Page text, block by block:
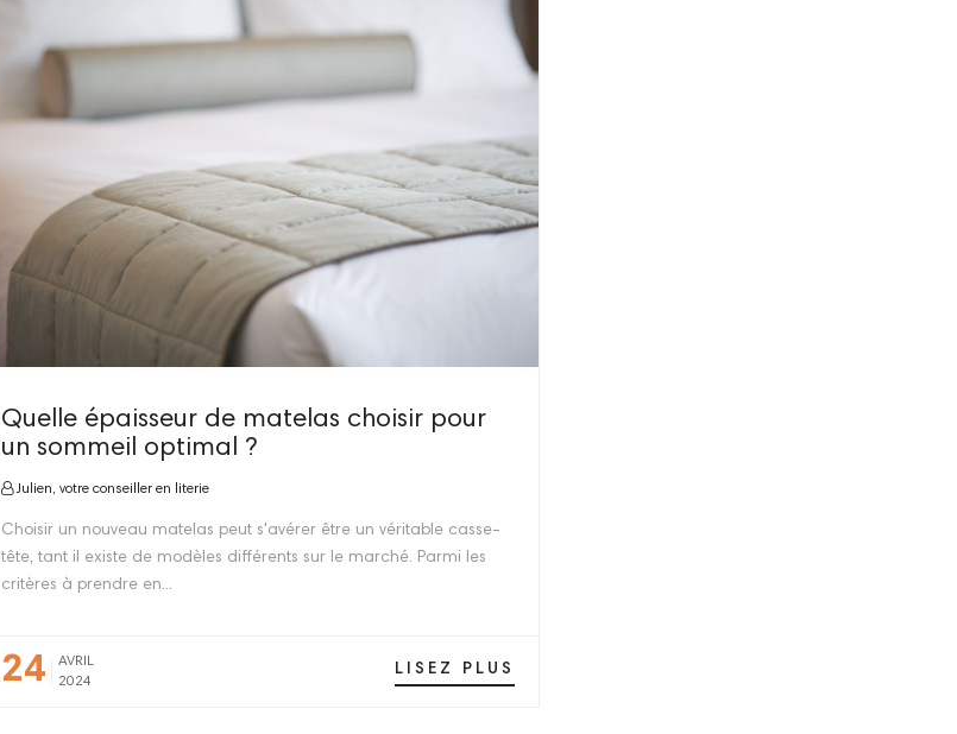
Quelle épaisseur de matelas choisir pour
un sommeil optimal ?
Julien, votre conseiller en literie
Choisir un nouveau matelas peut s'avérer être un véritable casse-
tête, tant il existe de modèles différents sur le marché. Parmi les
critères à prendre en...
24
AVRIL
2024
LISEZ PLUS